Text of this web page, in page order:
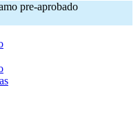
pre-aprobado